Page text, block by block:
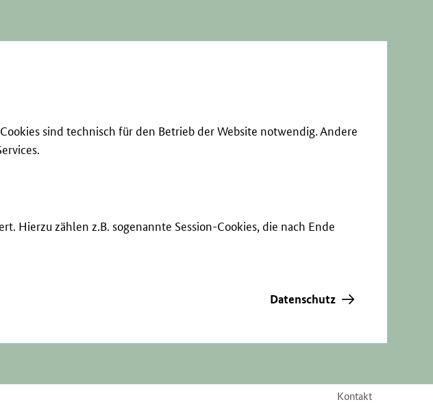
sind technisch für den Betrieb der Website notwendig. Andere
Hierzu zählen z.B. sogenannte Session-Cookies, die nach Ende
Datenschutz
Kontakt